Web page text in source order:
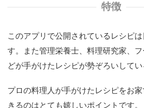
特徴
このアプリで公開されているレシピ
す。また管理栄養士、料理研究家、
どが手がけたレシピが勢ぞろいしてい
プロの料理人が手がけたレシピをお
きるのはとても嬉しいポイントです。